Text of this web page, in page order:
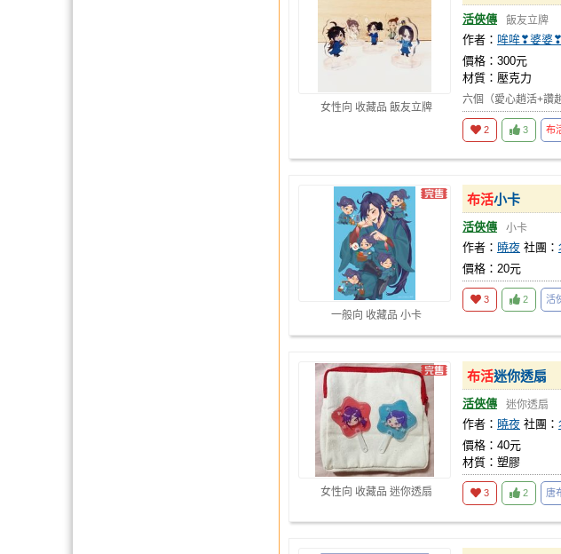
女性向 收藏品 飯友立牌
活俠傳 飯友立牌
作者： 哞哞❣婆婆
價格：300元
材質：壓克力
六個（愛心趙活+讚
2 3 布
一般向 收藏品 小卡
布活小卡
活俠傳 小卡
作者： 曉夜 社團：
價格：20元
3 2 活
女性向 收藏品 迷你透扇
布活迷你透扇
活俠傳 迷你透扇
作者： 曉夜 社團：
價格：40元
材質：塑膠
3 2 唐